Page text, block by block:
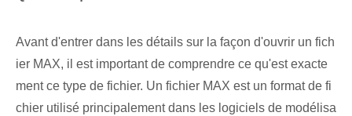
Avant d'entrer dans les détails sur la façon d'ouvrir un fich
ier MAX, il est important de comprendre ce qu'est exacte
ment ce type de fichier. Un fichier MAX est un format de fi
chier utilisé principalement dans les logiciels de modélisa